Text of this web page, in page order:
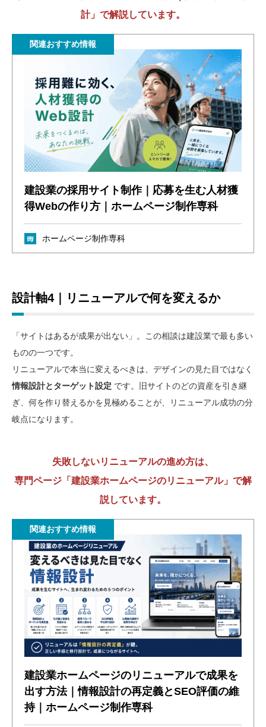
計」で解説しています。
関連おすすめ情報
建設業の採用サイト制作｜応募を生む人材獲
得Webの作り方｜ホームページ制作専科
ホームページ制作専科
設計軸4｜リニューアルで何を変えるか
「サイトはあるが成果が出ない」。この相談は建設業で最も多い
ものの一つです。
リニューアルで本当に変えるべきは、デザインの見た目ではなく
情報設計とターゲット設定 です。旧サイトのどの資産を引き継
ぎ、何を作り替えるかを見極めることが、リニューアル成功の分
岐点になります。
失敗しないリニューアルの進め方は、
専門ページ「建設業ホームページのリニューアル」で解
説しています。
関連おすすめ情報
建設業ホームページのリニューアルで成果を
出す方法｜情報設計の再定義とSEO評価の維
持｜ホームページ制作専科